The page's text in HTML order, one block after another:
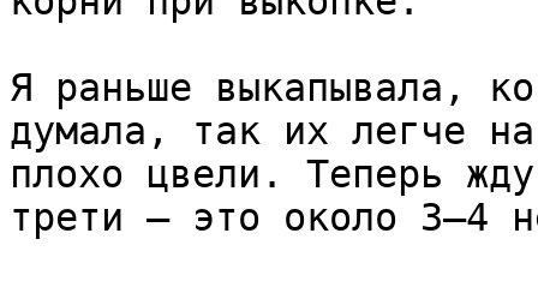
Я раньше выкапывала,
думала, так их легче
плохо цвели. Теперь
трети — это около 3–4